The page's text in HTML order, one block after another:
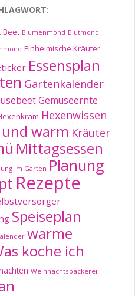
Beet Blumenmond Blutmond
Einheimische Kräuter
Essensplan
Gartenkalender
Gemüseernte
Hexenwissen
warm Kräuter
Mittagsessen
im Garten Planung
Rezepte
Speiseplan
warme
koche ich
Weihnachtsbäckerei